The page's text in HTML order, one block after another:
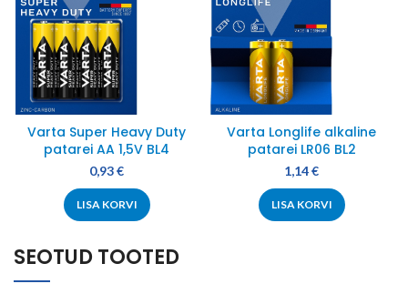
Varta Super Heavy Duty
patarei AA 1,5V BL4
0,93€
LISA KORVI
Varta Longlife alkaline
patarei LR06 BL2
1,14€
LISA KORVI
SEOTUD TOOTED